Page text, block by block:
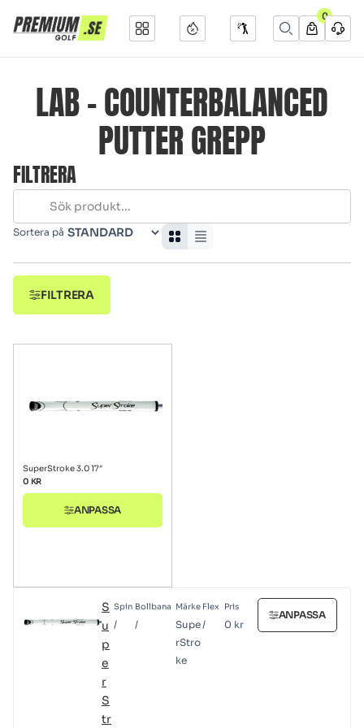
0
LAB - COUNTERBALANCED
PUTTER GREPP
FILTRERA
Sortera på
FILTRERA
SuperStroke 3.0 17″
0 KR
ANPASSA
S
u
p
e
r
S
tr
Spin
/
Bollbana
/
Märke
Supe
rStro
ke
Flex
/
Pris
0 kr
ANPASSA